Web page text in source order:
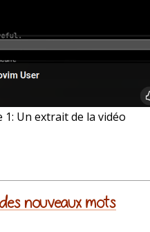
1: Un extrait de la vidéo
nouveaux mots